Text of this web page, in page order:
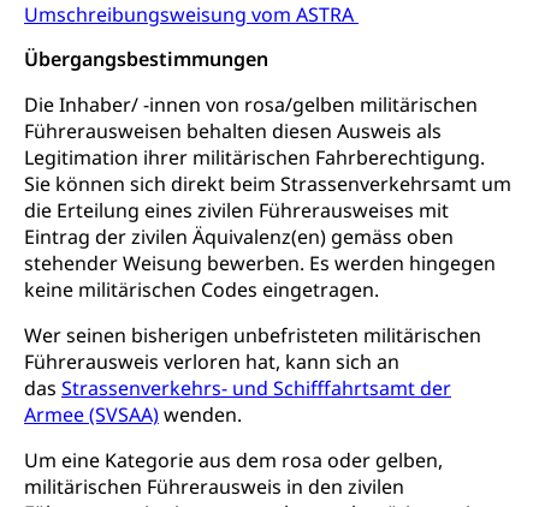
Umschreibungsweisung vom ASTRA
Übergangsbestimmungen
Die Inhaber/ -innen von rosa/gelben militärischen
Führerausweisen behalten diesen Ausweis als
Legitimation ihrer militärischen Fahrberechtigung.
Sie können sich direkt beim Strassenverkehrsamt um
die Erteilung eines zivilen Führerausweises mit
Eintrag der zivilen Äquivalenz(en) gemäss oben
stehender Weisung bewerben. Es werden hingegen
keine militärischen Codes eingetragen.
Wer seinen bisherigen unbefristeten militärischen
Führerausweis verloren hat, kann sich an
das Strassenverkehrs- und Schifffahrtsamt der
Armee (SVSAA)wenden.
Um eine Kategorie aus dem rosa oder gelben,
militärischen Führerausweis in den zivilen
Prämienverbilligung (WAS Luzern)
Obligatorische Krankenversicherung (WAS
Luzern)
Kranken- und Unfallversicherung
sichere Lebensmittel, Lebensmittelkontrolle,
Lebensmittelhygiene, Produktesicherheit
Trinkwasser
Lebensmittel
Prävention
Gesundheitsvorsorge, Wellness, Unfallverhütung,
Suchtprävention, Alkoholprävention,
Tabakprävention, Primärprävention,
Sekundärprävention, Tertiärprävention
Kantonales Tabakpräventionsprogramm
Gesundheitsförderung
Suchtprävention
Sozialversicherungen, Sozialpolitik,
Arbeitslosenversicherung,
Mutterschaftsversicherung, Krankenversicherung,
Unfallversicherung, Invalidenversicherung,
Kranken- und Unfallversicherung
Sucht und Drogen